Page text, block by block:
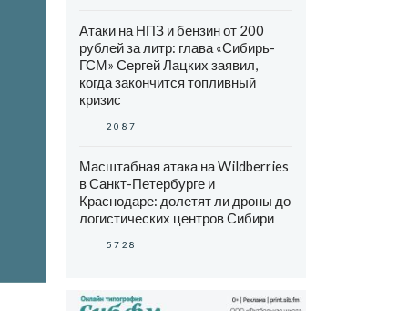
Атаки на НПЗ и бензин от 200
рублей за литр: глава «Сибирь-
ГСМ» Сергей Лацких заявил,
когда закончится топливный
кризис
2087
Масштабная атака на Wildberries
в Санкт-Петербурге и
Краснодаре: долетят ли дроны до
логистических центров Сибири
5728